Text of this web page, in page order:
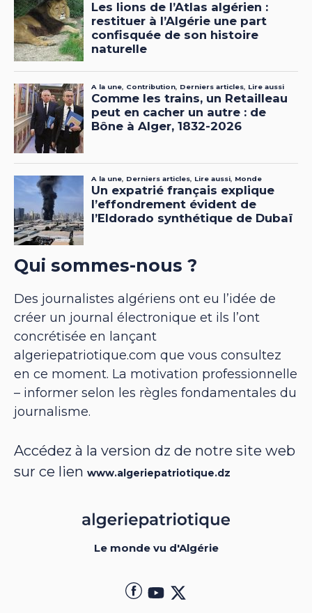
Qui sommes-nous ?
Des journalistes algériens ont eu l’idée de
créer un journal électronique et ils l’ont
concrétisée en lançant
algeriepatriotique.com que vous consultez
en ce moment. La motivation professionnelle
– informer selon les règles fondamentales du
journalisme.
Accédez à la version dz de notre site web
sur ce lien www.algeriepatriotique.dz
Le monde vu d'Algérie